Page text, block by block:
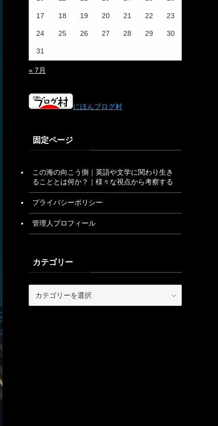
17 18 19 20 21 22 23
24 25 26 27 28 29 30
31
« 7月
にほんブログ村
固定ページ
この海の向こう側｜英語や文学に関わり生き
ることとは何か？｜様々な視点から考察する
プライバシーポリシー
管理人プロフィール
カテゴリー